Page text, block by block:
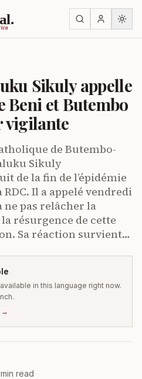
Sikuly appelle
Beni et Butembo
vigilante
de Butembo-
Sikuly
de la fin de l’épidémie
RDC. Il a appelé vendredi
pas relâcher la
résurgence de cette
Sa réaction survient…
in this language right now.
→
min read